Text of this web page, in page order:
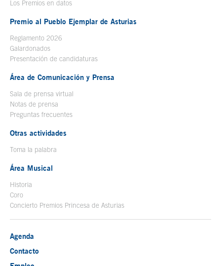
Los Premios en datos
Premio al Pueblo Ejemplar de Asturias
Reglamento 2026
Galardonados
Presentación de candidaturas
Área de Comunicación y Prensa
Sala de prensa virtual
Notas de prensa
Preguntas frecuentes
Otras actividades
Toma la palabra
Área Musical
Historia
Coro
Concierto Premios Princesa de Asturias
Agenda
Contacto